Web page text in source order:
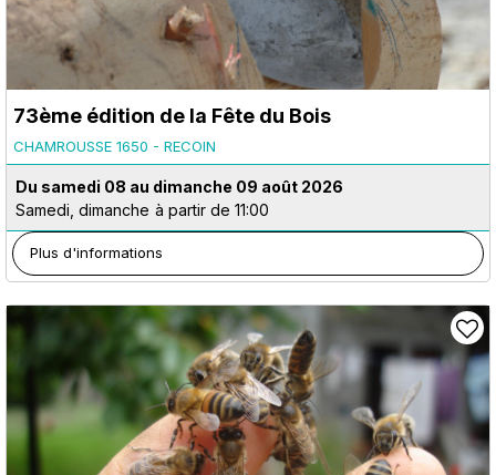
73ème édition de la Fête du Bois
CHAMROUSSE 1650 - RECOIN
Du samedi 08 au dimanche 09 août 2026
Samedi, dimanche à partir de 11:00
Plus d'informations